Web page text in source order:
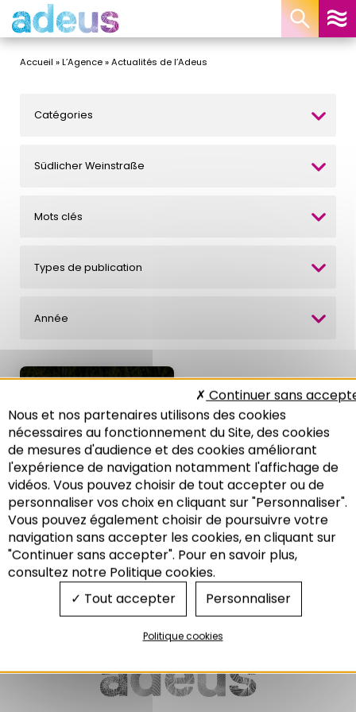
Recherche
Accueil »L’Agence»Actualités de l’Adeus
Catégories
Südlicher Weinstraße
Mots clés
Types de publication
Année
Mobilité en territoires
frontaliers : une frontière
entre les pratiques ?
01/2023
Mobilité
Panneau de gestion des cookies
Nous et nos partenaires utilisons des cookies
nécessaires au fonctionnement du Site, des cookies
de mesures d'audience et des cookies améliorant
l'expérience de navigation notamment l'affichage de
vidéos. Vous pouvez choisir de tout accepter ou de
personnaliser vos choix en cliquant sur "Personnaliser".
Vous pouvez également choisir de poursuivre votre
navigation sans accepter les cookies, en cliquant sur
"Continuer sans accepter". Pour en savoir plus,
consultez notre Politique cookies.
Tout accepter
Continuer sans
Personnaliser
Politique cookies